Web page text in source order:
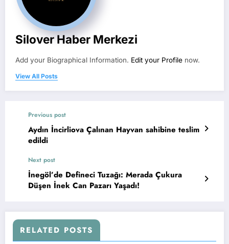
Silover Haber Merkezi
Add your Biographical Information. Edit your Profile now.
View All Posts
Previous post
Aydın İncirliova Çalınan Hayvan sahibine teslim
edildi
Next post
İnegöl’de Defineci Tuzağı: Merada Çukura
Düşen İnek Can Pazarı Yaşadı!
RELATED POSTS